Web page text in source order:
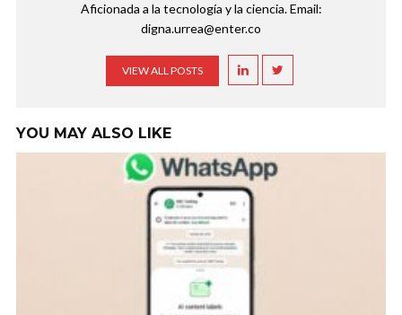
Aficionada a la tecnología y la ciencia. Email:
digna.urrea@enter.co
VIEW ALL POSTS
YOU MAY ALSO LIKE